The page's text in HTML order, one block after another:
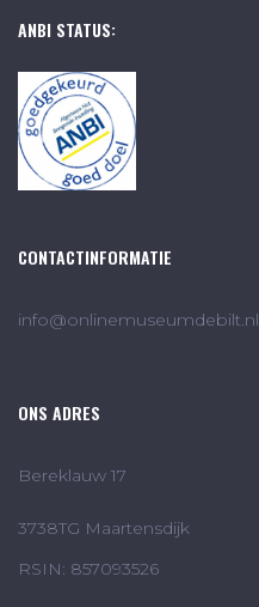
ANBI STATUS:
CONTACTINFORMATIE
info@onlinemuseumdebilt.nl
ONS ADRES
Bereklauw 17
3738TG Maartensdijk
RSIN: 857093526